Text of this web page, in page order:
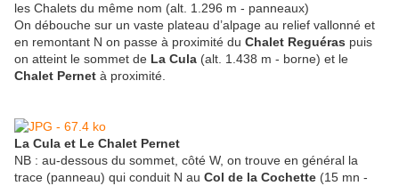
les Chalets du même nom (alt. 1.296 m - panneaux)
On débouche sur un vaste plateau d’alpage au relief vallonné et
en remontant N on passe à proximité du Chalet Reguéras puis
on atteint le sommet de La Cula (alt. 1.438 m - borne) et le
Chalet Pernet à proximité.
La Cula et Le Chalet Pernet
NB : au-dessous du sommet, côté W, on trouve en général la
trace (panneau) qui conduit N au Col de la Cochette (15 mn -